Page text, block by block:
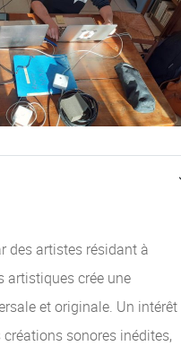
des artistes résidant à
artistiques crée une
et originale. Un intérêt
sonores inédites,